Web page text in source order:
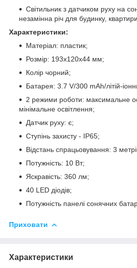
Світильник з датчиком руху на
незамінна річ для будинку,
Характеристики:
Матеріал: пластик;
Розмір: 193х120х44 мм;
Колір чорний;
Батарея: 3.7 V/300 mAh/літій-
2 режими роботи: максимальне
мінімальне освітлення;
Датчик руху: є;
Ступінь захисту - IP65;
Відстань спрацьовування: 3
Потужність: 10 Вт;
Яскравість: 360 лм;
40 LED діодів;
Потужність панелі сонячних
Приховати
Характеристики